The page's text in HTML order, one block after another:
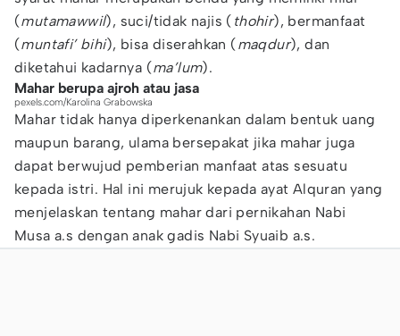
(mutamawwil), suci/tidak najis ( thohir), bermanfaat
(muntafi’ bihi), bisa diserahkan (maqdur), dan
diketahui kadarnya (ma’lum).
Mahar berupa ajroh atau jasa
pexels.com/Karolina Grabowska
Mahar tidak hanya diperkenankan dalam bentuk uang
maupun barang, ulama bersepakat jika mahar juga
dapat berwujud pemberian manfaat atas sesuatu
kepada istri. Hal ini merujuk kepada ayat Alquran yang
menjelaskan tentang mahar dari pernikahan Nabi
Musa a.s dengan anak gadis Nabi Syuaib a.s.